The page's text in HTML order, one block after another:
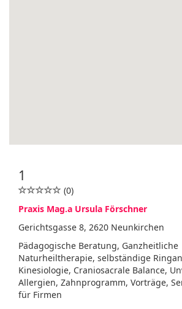
1
(0)
Praxis Mag.a Ursula Förschner
Gerichtsgasse 8, 2620 Neunkirchen
Pädagogische Beratung, Ganzheitliche
Naturheiltherapie, selbständige
Kinesiologie, Craniosacrale Balance,
Allergien, Zahnprogramm, Vorträge,
für Firmen